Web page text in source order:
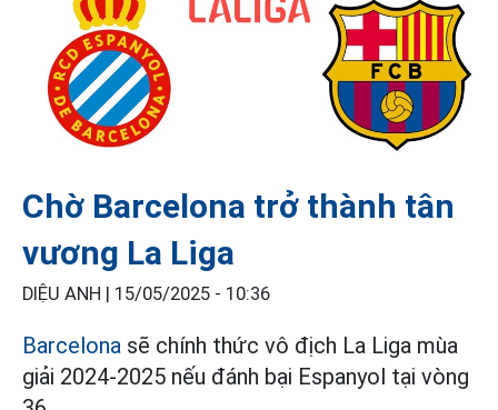
Chờ Barcelona trở thành tân
vương La Liga
DIỆU ANH | 15/05/2025 - 10:36
Barcelona sẽ chính thức vô địch La Liga mùa
giải 2024-2025 nếu đánh bại Espanyol tại vòng